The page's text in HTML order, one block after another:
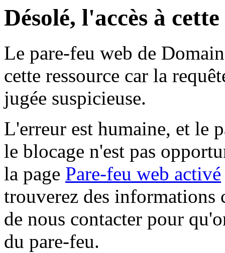
Désolé, l'accès à
Le pare-feu web de
cette ressource car la
jugée suspicieuse.
L'erreur est humaine, et le
le blocage n'est pas
la page Pare-feu web activé
trouverez des informations
de nous contacter pour
du pare-feu.